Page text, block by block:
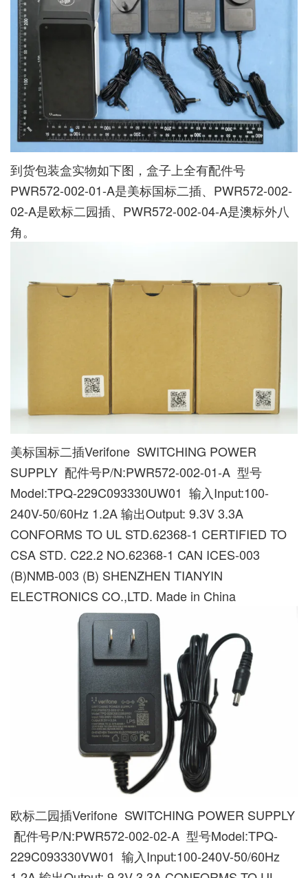
到货包装盒实物如下图，盒子上全有配件号
PWR572-002-01-A是美标国标二插、PWR572-002-
02-A是欧标二园插、PWR572-002-04-A是澳标外八
角。
美标国标二插Verifone SWITCHING POWER
SUPPLY 配件号P/N:PWR572-002-01-A 型号
Model:TPQ-229C093330UW01 输入Input:100-
240V-50/60Hz 1.2A 输出Output: 9.3V 3.3A
CONFORMS TO UL STD.62368-1 CERTIFIED TO
CSA STD. C22.2 NO.62368-1 CAN ICES-003
(B)NMB-003 (B) SHENZHEN TIANYIN
ELECTRONICS CO.,LTD. Made in China
欧标二园插Verifone SWITCHING POWER SUPPLY
配件号P/N:PWR572-002-02-A 型号Model:TPQ-
229C093330VW01 输入Input:100-240V-50/60Hz